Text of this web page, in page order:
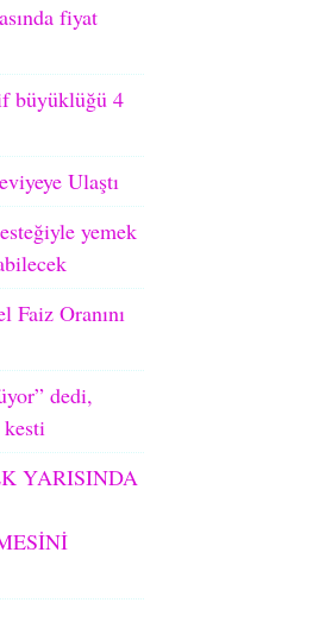
fiyat
büyüklüğü 4
Ulaştı
yemek
Faiz Oranını
dedi,
YARISINDA